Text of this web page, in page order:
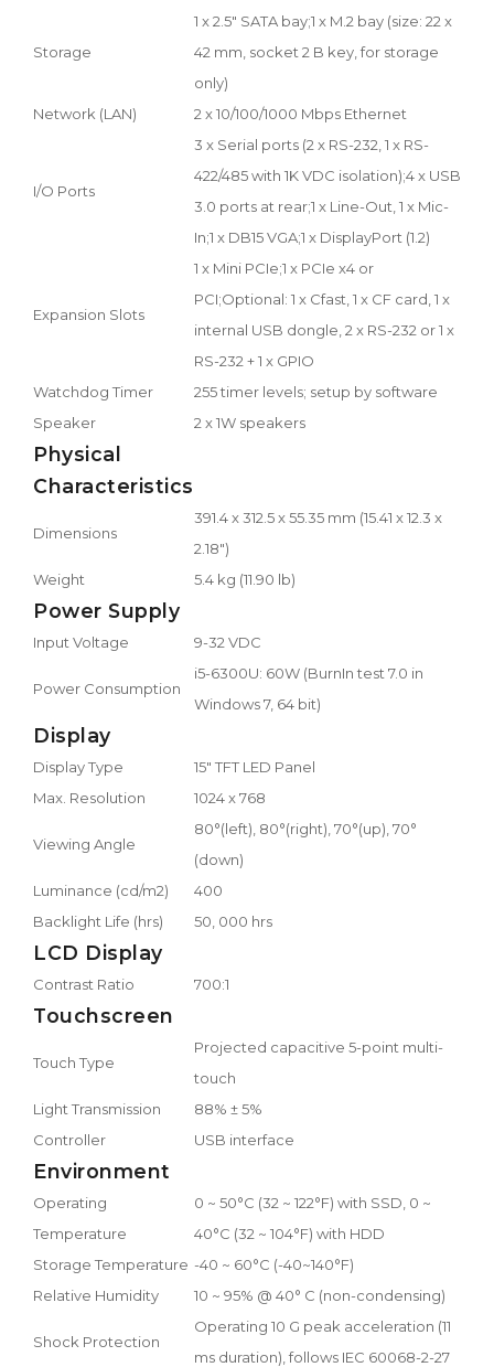
Storage
1 x 2.5" SATA bay;1 x M.2 bay (size: 22 x
42 mm, socket 2 B key, for storage
only)
Network (LAN)
2 x 10/100/1000 Mbps Ethernet
I/O Ports
3 x Serial ports (2 x RS-232, 1 x RS-
422/485 with 1K VDC isolation);4 x USB
3.0 ports at rear;1 x Line-Out, 1 x Mic-
In;1 x DB15 VGA;1 x DisplayPort (1.2)
Expansion Slots
1 x Mini PCIe;1 x PCIe x4 or
PCI;Optional: 1 x Cfast, 1 x CF card, 1 x
internal USB dongle, 2 x RS-232 or 1 x
RS-232 + 1 x GPIO
Watchdog Timer
255 timer levels; setup by software
Speaker
2 x 1W speakers
Physical
Characteristics
Dimensions
391.4 x 312.5 x 55.35 mm (15.41 x 12.3 x
2.18")
Weight
5.4 kg (11.90 lb)
Power Supply
Input Voltage 9-32 VDC
Power Consumption
i5-6300U: 60W (BurnIn test 7.0 in
Windows 7, 64 bit)
Display
Display Type
15" TFT LED Panel
Max. Resolution
1024 x 768
Viewing Angle
80°(left), 80°(right), 70°(up), 70°
(down)
Luminance (cd/m2)
400
Backlight Life (hrs)
50, 000 hrs
LCD Display
Contrast Ratio 700:1
Touchscreen
Touch Type
Projected capacitive 5-point multi-
touch
Light Transmission
88% ± 5%
Controller
USB interface
Environment
Operating
Temperature
0 ~ 50°C (32 ~ 122°F) with SSD, 0 ~
40°C (32 ~ 104°F) with HDD
Storage Temperature -40 ~ 60°C (-40~140°F)
Relative Humidity
10 ~ 95% @ 40° C (non-condensing)
Shock Protection
Operating 10 G peak acceleration (11
ms duration), follows IEC 60068-2-27